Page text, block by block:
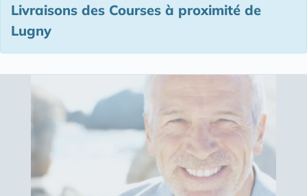
Livraisons des Courses à proximité de
Lugny